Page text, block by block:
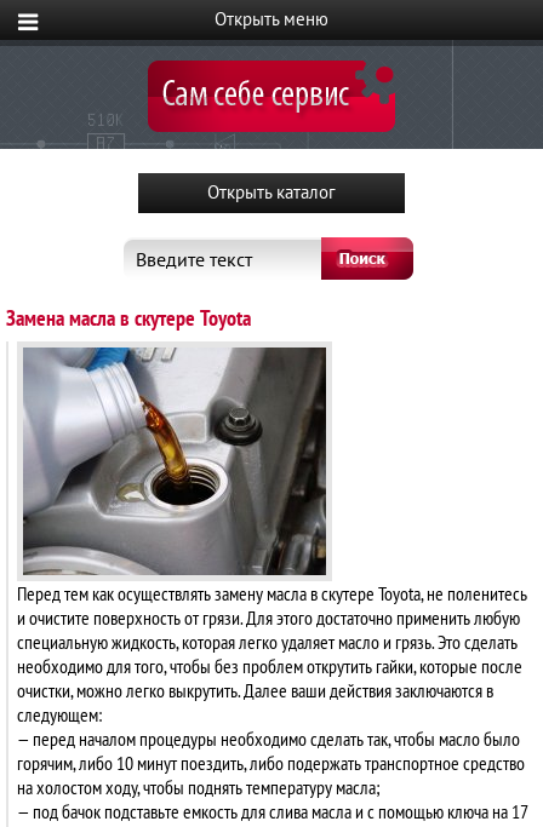
Введите текст
Замена масла в скутере Toyota
Перед тем как осуществлять замену масла в скутере Toyota, не поленитесь
и очистите поверхность от грязи. Для этого достаточно применить любую
специальную жидкость, которая легко удаляет масло и грязь. Это сделать
необходимо для того, чтобы без проблем открутить гайки, которые после
очистки, можно легко выкрутить. Далее ваши действия заключаются в
следующем:
— перед началом процедуры необходимо сделать так, чтобы масло было
горячим, либо 10 минут поездить, либо подержать транспортное средство
на холостом ходу, чтобы поднять температуру масла;
— под бачок подставьте емкость для слива масла и с помощью ключа на 17